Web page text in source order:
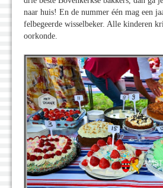
naar huis! En de nummer één mag een
felbegeerde wisselbeker. Alle kinderen
oorkonde.